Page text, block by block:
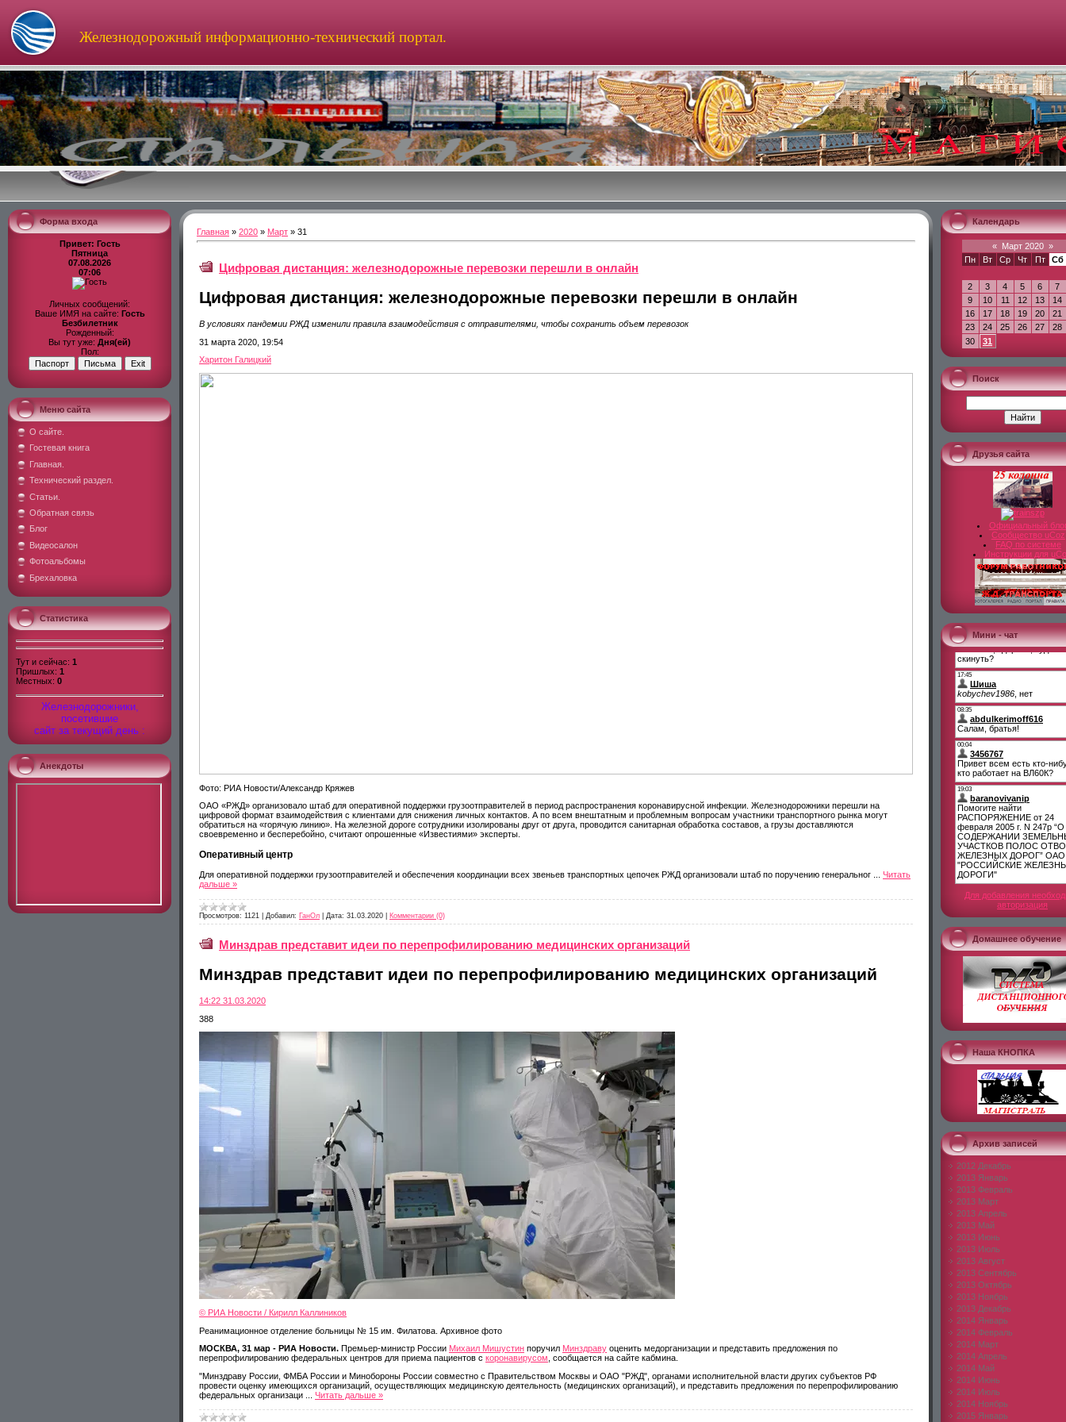
Железнодорожный информационно-технический портал.
Форма входа
Привет: Гость
Пятница
07.08.2026
07:06
Личных сообщений:
Ваше ИМЯ на сайте: Гость
Безбилетник
Рожденный:
Вы тут уже: Дня(ей)
Пол:
Меню сайта
О сайте.
Гостевая книга
Главная.
Технический раздел.
Статьи.
Обратная связь
Блог
Видеосалон
Фотоальбомы
Брехаловка
Статистика
Тут и сейчас: 1
Пришлых: 1
Местных: 0
Железнодорожники,
посетившие
сайт за текущий день :
Анекдоты
Главная » 2020 » Март » 31
Цифровая дистанция: железнодорожные перевозки перешли в онлайн
Цифровая дистанция: железнодорожные перевозки перешли в онлайн
В условиях пандемии РЖД изменили правила взаимодействия с отправителями, чтобы сохранить объем перевозок
31 марта 2020, 19:54
Харитон Галицкий
Фото: РИА Новости/Александр Кряжев
ОАО «РЖД» организовало штаб для оперативной поддержки грузоотправителей в период распространения коронавирусной инфекции. Железнодорожники перешли на
цифровой формат взаимодействия с клиентами для снижения личных контактов. А по всем внештатным и проблемным вопросам участники транспортного рынка могут
обратиться на «горячую линию». На железной дороге сотрудники изолированы друг от друга, проводится санитарная обработка составов, а грузы доставляются
своевременно и бесперебойно, считают опрошенные «Известиями» эксперты.
Оперативный центр
Для оперативной поддержки грузоотправителей и обеспечения координации всех звеньев транспортных цепочек РЖД организовали штаб по поручению генеральног
Читать
дальше »
Просмотров: 1121 Добавил: ГанОл Дата: 31.03.2020 Комментарии (0)
Минздрав представит идеи по перепрофилированию медицинских организаций
Минздрав представит идеи по перепрофилированию медицинских организаций
14:22 31.03.2020
388
© РИА Новости / Кирилл Каллиников
Реанимационное отделение больницы № 15 им. Филатова. Архивное фото
МОСКВА, 31 мар - РИА Новости. Премьер-министр России Михаил Мишустин поручил Минздраву оценить медорганизации и представить предложения по
перепрофилированию федеральных центров для приема пациентов с коронавирусом , сообщается на сайте кабмина.
"Минздраву России, ФМБА России и Минобороны России совместно с Правительством Москвы и ОАО "РЖД", органами исполнительной власти других субъектов РФ
провести оценку имеющихся организаций, осуществляющих медицинскую деятельность (медицинских организаций), и представить предложения по перепрофилированию
федеральных организаци
Читать дальше »
Календарь
« Март 2020 »
Пн
Вт Ср Чт Пт Сб
2 3 4 5 6
7
9
10 11 12 13
14
16
17 18 19 20
21
23
24 25 26 27
28
30
31
Поиск
Друзья сайта
Официальный
Сообщество uCoz
FAQ по системе
Инструкции для
Мини - чат
Для добавления
авторизация
Домашнее обучение
Наша КНОПКА
Архив записей
2012 Декабрь
2013 Январь
2013 Февраль
2013 Март
2013 Апрель
2013 Май
2013 Июнь
2013 Июль
2013 Август
2013 Сентябрь
2013 Октябрь
2013 Ноябрь
2013 Декабрь
2014 Январь
2014 Февраль
2014 Март
2014 Апрель
2014 Май
2014 Июнь
2014 Июль
2014 Ноябрь
2015 Январь